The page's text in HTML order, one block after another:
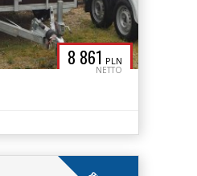
8 861 PLN
NETTO